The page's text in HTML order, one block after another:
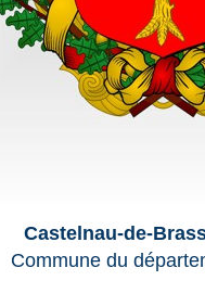
Castelnau-de-
Commune du